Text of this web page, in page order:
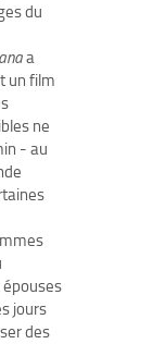
du
a
un film
ne
- au
jours
des